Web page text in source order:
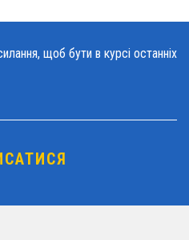
щоб бути в курсі останніх